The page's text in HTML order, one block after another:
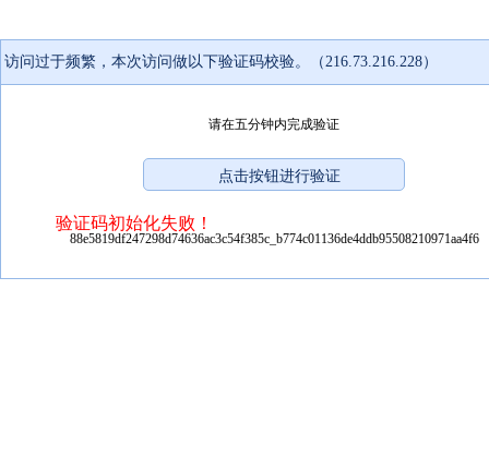
访问过于频繁，本次访问做以下验证码校验。（216.73.216.228）
请在五分钟内完成验证
验证码初始化失败！
88e5819df247298d74636ac3c54f385c_b774c01136de4ddb95508210971aa4f6